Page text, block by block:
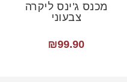
מכנס ג'ינס ליקרה
צבעוני
₪99.90